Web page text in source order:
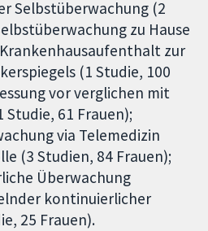
Selbstüberwachung (2
zu Hause
zur
(1 Studie, 100
vor verglichen mit
61 Frauen);
via Telemedizin
(3 Studien, 84 Frauen);
Überwachung
kontinuierlicher
25 Frauen).